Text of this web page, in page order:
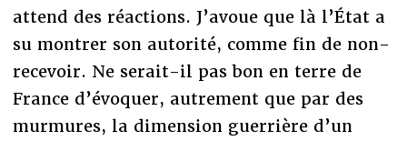
attend des réactions. J’avoue que là l’État a
su montrer son autorité, comme fin de non-
recevoir. Ne serait-il pas bon en terre de
France d’évoquer, autrement que par des
murmures, la dimension guerrière d’un